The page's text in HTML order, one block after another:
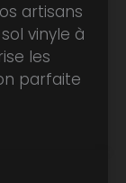
artisans
vinyle à
les
parfaite